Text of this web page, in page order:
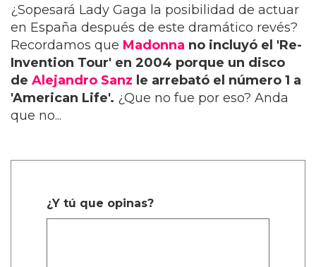
¿Sopesará Lady Gaga la posibilidad de actuar
en España después de este dramático revés?
Recordamos que Madonna no incluyó el 'Re-
Invention Tour' en 2004 porque un disco
de Alejandro Sanz le arrebató el número 1 a
'American Life'. ¿Que no fue por eso? Anda
que no...
¿Y tú que opinas?